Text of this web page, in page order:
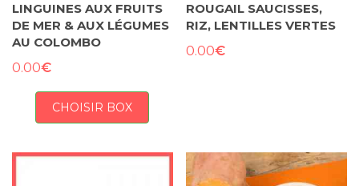
LINGUINES AUX FRUITS
DE MER & AUX LÉGUMES
AU COLOMBO
0.00€
CHOISIR BOX
ROUGAIL SAUCISSES,
RIZ, LENTILLES VERTES
0.00€